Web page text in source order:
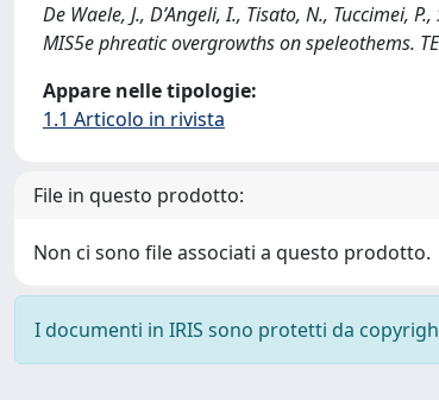
De Waele, J., D’Angeli, I., Tisato, N., Tuccimei,
MIS5e phreatic overgrowths on speleothems.
Appare nelle tipologie:
1.1 Articolo in rivista
File in questo prodotto:
Non ci sono file associati a questo prodotto.
I documenti in IRIS sono protetti da